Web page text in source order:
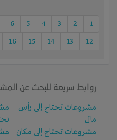
1
2
3
4
5
6
12
13
14
15
16
روابط سريعة للبحث عن
مشروعات تحتاج إلى رأس
مال
مشروعات تحتاج إلى مكان